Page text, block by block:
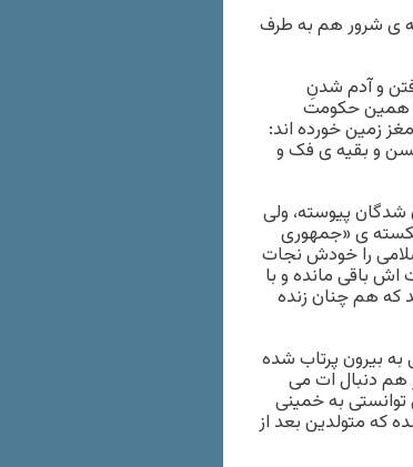
ى شرور هم به طرف
و آدم شدنِ
همین حکومت
زمین خورده اند:
حسن و بقیه ى فک و
پیوسته، ولى
ى «جمهورى
را خودش نجات
باقى مانده و با
که هم چنان زنده
بیرون پرتاب شده
هم دنبال ات مى
به خمینى
که متولدین بعد از